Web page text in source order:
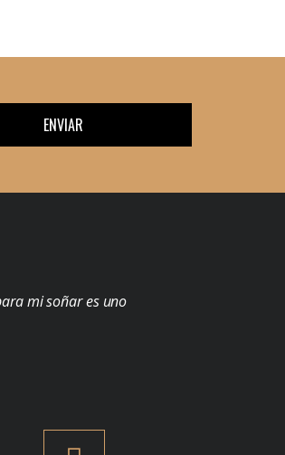
ENVIAR
mi soñar es uno